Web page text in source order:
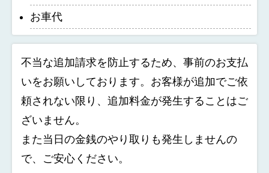
お車代
不当な追加請求を防止するため、事前のお支払
いをお願いしております。お客様が追加でご依
頼されない限り、追加料金が発生することはご
ざいません。
また当日の金銭のやり取りも発生しませんの
で、ご安心ください。